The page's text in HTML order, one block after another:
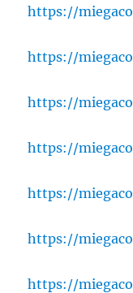
https://
https://
https://
https://
https://
https://
https://